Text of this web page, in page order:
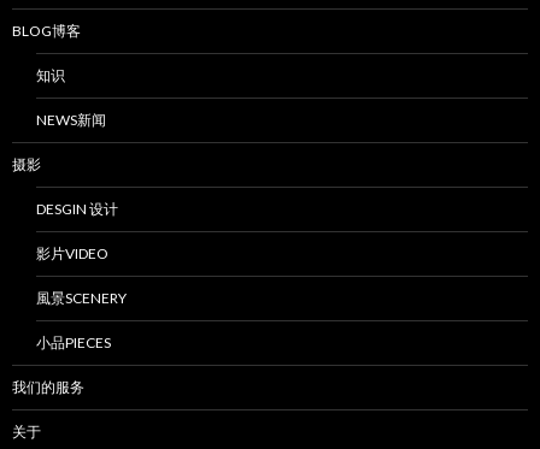
BLOG博客
知识
NEWS新闻
摄影
DESGIN 设计
影片VIDEO
風景SCENERY
小品PIECES
我们的服务
关于